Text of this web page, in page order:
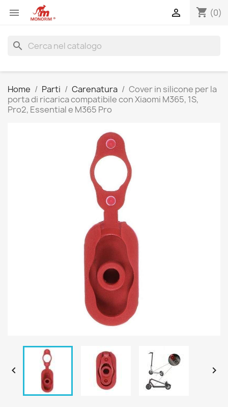
 shopping_cart (0)

search
Home Parti Carenatura
Cover in silicone per la
porta di ricarica compatibile con Xiaomi M365, 1S,
Pro2, Essential e M365 Pro
 